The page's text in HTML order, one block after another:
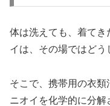
体は洗えても、着て
イは、その場ではどう
そこで、携帯用の衣
ニオイを化学的に分解